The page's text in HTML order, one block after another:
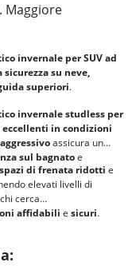
Maggiore
invernale per SUVad
sicurezza su neve,
superiori.
invernale studless per
in condizioni
assicura un
sul bagnatoe
spazi di frenata ridotti e
elevati livelli di
cerca
affidabili e sicuri.